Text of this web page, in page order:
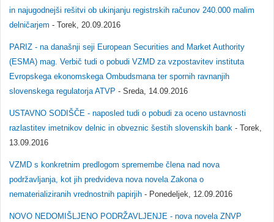
in najugodnejši rešitvi ob ukinjanju registrskih računov 240.000 malim
delničarjem - Torek, 20.09.2016
PARIZ - na današnji seji European Securities and Market Authority
(ESMA) mag. Verbič tudi o pobudi VZMD za vzpostavitev instituta
Evropskega ekonomskega Ombudsmana ter spornih ravnanjih
slovenskega regulatorja ATVP - Sreda, 14.09.2016
USTAVNO SODIŠČE - naposled tudi o pobudi za oceno ustavnosti
razlastitev imetnikov delnic in obveznic šestih slovenskih bank - Torek,
13.09.2016
VZMD s konkretnim predlogom spremembe člena nad nova
podržavljanja, kot jih predvideva nova novela Zakona o
nematerializiranih vrednostnih papirjih - Ponedeljek, 12.09.2016
NOVO NEDOMIŠLJENO PODRŽAVLJENJE - nova novela ZNVP